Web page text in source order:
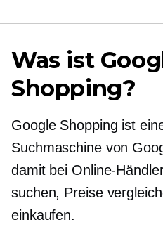
Was ist
Shopping?
Google Shopping ist
Suchmaschine von
damit bei Online-
suchen, Preise
einkaufen.